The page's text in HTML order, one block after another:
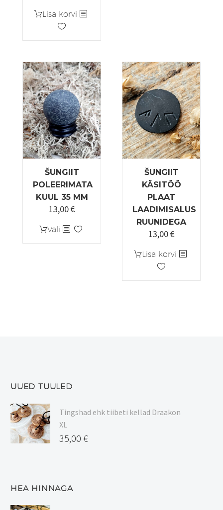
Lisa korvi
teha
tootelehel.
ŠUNGIIT
POLEERIMATA
KUUL 35 MM
13,00€
Vali Sellel
tootel
ŠUNGIIT
KÄSITÖÖ
PLAAT
LAADIMISALUS
RUUNIDEGA
13,00€
Lisa korvi
UUED TUULED
Tingshad ehk tiibeti kellad Draakon
XL
35,00 €
HEA HINNAGA